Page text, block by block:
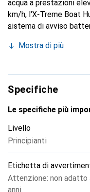
acqua a prestazioni
km/h, l'X-Treme Boat
sistema di avviso
tornare in porto.
Mostra di più
Specifiche
Le specifiche più
Livello
Principianti
Etichetta di
Attenzione: non adatto
anni.